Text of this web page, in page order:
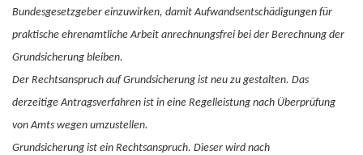
Bundesgesetzgeber einzuwirken, damit Aufwandsentschädigungen für
praktische ehrenamtliche Arbeit anrechnungsfrei bei der Berechnung der
Grundsicherung bleiben.
Der Rechtsanspruch auf Grundsicherung ist neu zu gestalten. Das
derzeitige Antragsverfahren ist in eine Regelleistung nach Überprüfung
von Amts wegen umzustellen.
Grundsicherung ist ein Rechtsanspruch. Dieser wird nach